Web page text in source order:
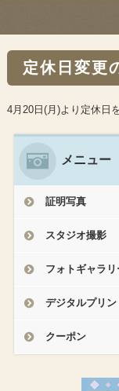
定休日変更
4月20日(月)より定休日
メニュー
証明写真
スタジオ撮影
フォトギャラリ
デジタルプリン
クーポン